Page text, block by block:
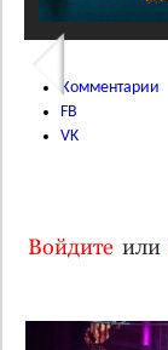
Комментарии
FB
VK
Войдите или